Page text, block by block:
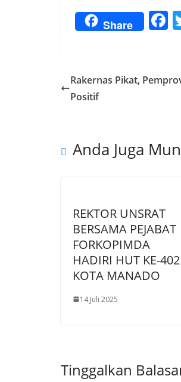
Share F
b
Rakernas Pikat,
Positif
Anda Juga
REKTOR UNSRAT
BERSAMA PEJABAT
FORKOPIMDA
HADIRI HUT KE-402
KOTA MANADO
14 Juli 2025
Tinggalkan